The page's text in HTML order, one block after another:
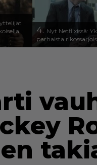
4. Nyt Netflixissä:
parhaista